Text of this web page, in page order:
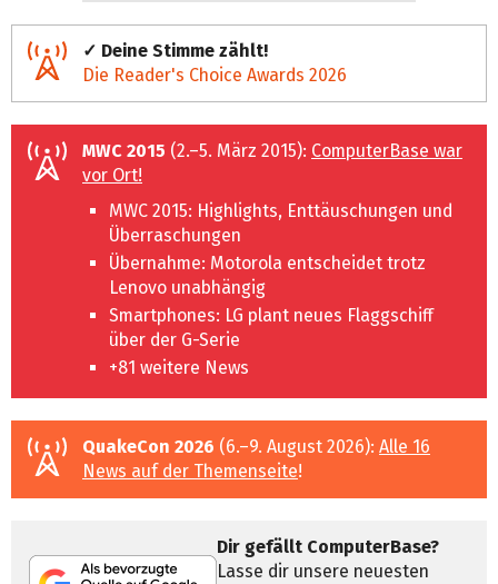
✓ Deine Stimme zählt!
Die Reader's Choice Awards 2026
MWC 2015 (2.–5. März 2015): ComputerBase war
vor Ort!
MWC 2015: Highlights, Enttäuschungen und
Überraschungen
Übernahme: Motorola entscheidet trotz
Lenovo unabhängig
Smartphones: LG plant neues Flaggschiff
über der G-Serie
+81 weitere News
QuakeCon 2026 (6.–9. August 2026): Alle 16
News auf der Themenseite!
Dir gefällt ComputerBase?
Lasse dir unsere neuesten